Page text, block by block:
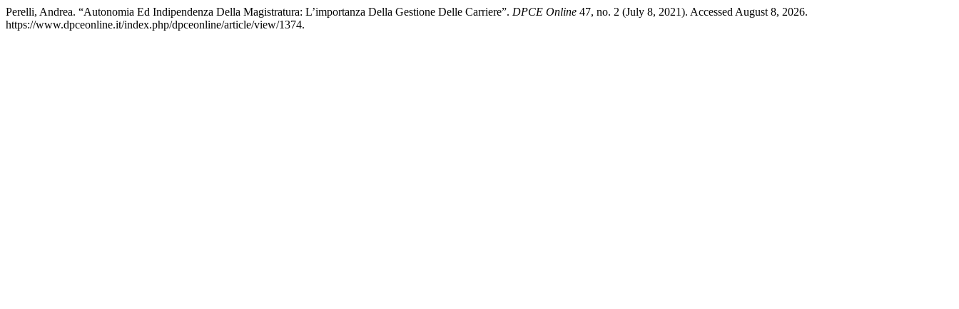
Perelli, Andrea. “Autonomia Ed Indipendenza Della Magistratura: L’importanza Della Gestione Delle Carriere”. DPCE Online 47, no. 2 (July 8, 2021). Accessed August 8, 2026.
https://www.dpceonline.it/index.php/dpceonline/article/view/1374.